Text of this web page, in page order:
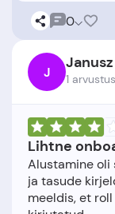
0
J 1
Lihtne
Alustamine oli
ja tasude
meeldis, et